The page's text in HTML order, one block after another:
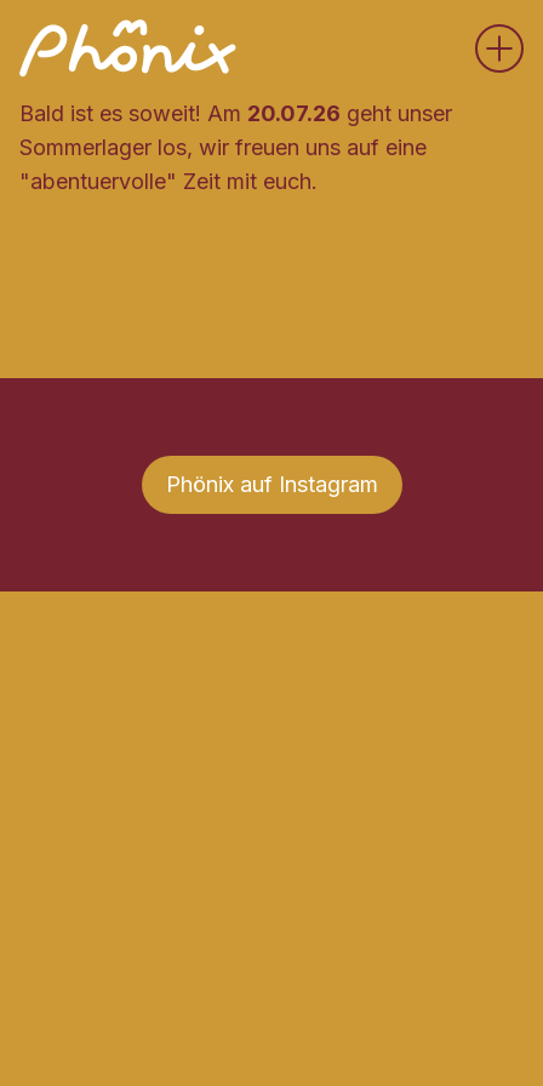
Menü
Bald ist es soweit! Am 20.07.26 geht unser
Sommerlager los, wir freuen uns auf eine
"abentuervolle" Zeit mit euch.
Phönix auf Instagram